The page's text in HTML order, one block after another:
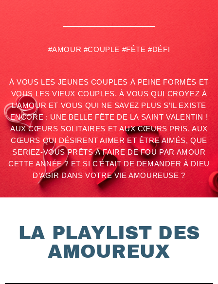
#AMOUR #COUPLE #FÊTE #DÉFI
À VOUS LES JEUNES COUPLES À PEINE FORMÉS ET
VOUS LES VIEUX COUPLES, À VOUS QUI CROYEZ À
L’AMOUR ET VOUS QUI NE SAVEZ PLUS S’IL EXISTE
ENCORE : UNE BELLE FÊTE DE LA SAINT VALENTIN !
AUX CŒURS SOLITAIRES ET AUX CŒURS PRIS, AUX
CŒURS QUI DÉSIRENT AIMER ET ÊTRE AIMÉS, QUE
SERIEZ-VOUS PRÊTS À FAIRE DE FOU PAR AMOUR
CETTE ANNÉE ? ET SI C’ÉTAIT DE DEMANDER À DIEU
D’AGIR DANS VOTRE VIE AMOUREUSE ?
LA PLAYLIST DES
AMOUREUX